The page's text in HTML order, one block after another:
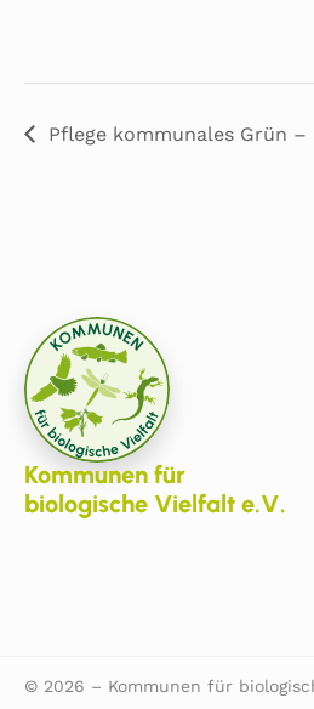
Pflege kommunales Grün
Kommunen für
biologische Vielfalt e.V.
© 2026 – Kommunen für